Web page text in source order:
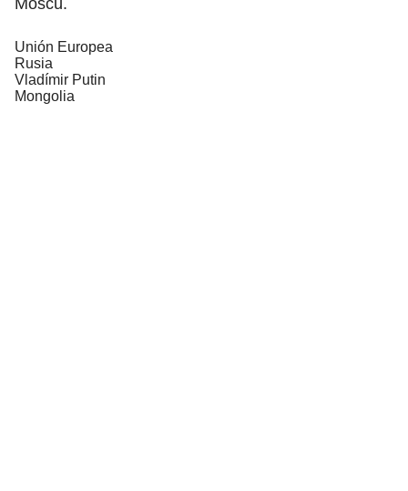
Unión Europea
Rusia
Vladímir Putin
Mongolia